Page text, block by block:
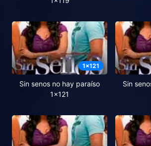
1x121
Sin senos no hay paraíso
1x121
Sin